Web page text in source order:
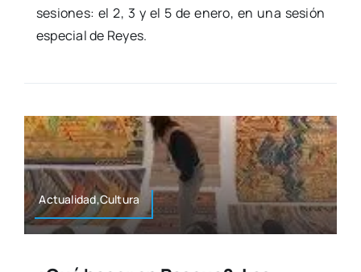
sesio­nes: el 2, 3 y el 5 de enero, en una sesión
espe­cial de Reyes.
Actualidad,Cultura